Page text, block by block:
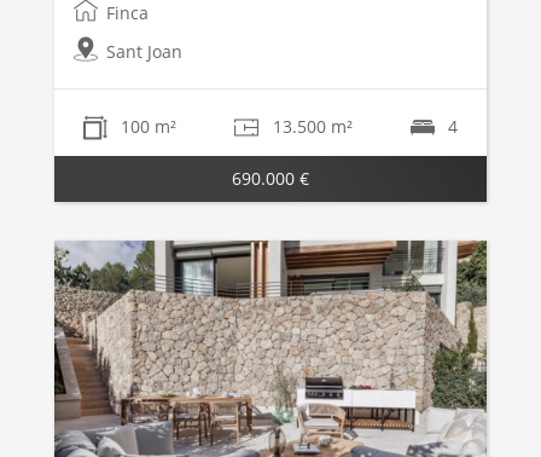
Finca
Sant Joan
100 m² 13.500 m² 4
690.000 €